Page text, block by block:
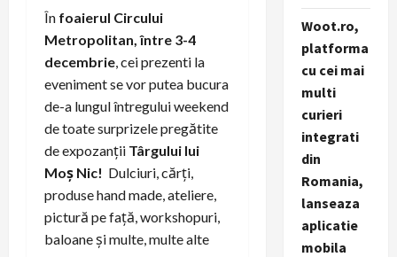
În foaierul Circului
Metropolitan, între 3-4
decembrie, cei prezenti la
eveniment se vor putea bucura
de-a lungul întregului weekend
de toate surprizele pregătite
de expozanții Târgului lui
Moș Nic! Dulciuri, cărți,
produse hand made, ateliere,
pictură pe față, workshopuri,
baloane și multe, multe alte
Woot.ro,
platforma
cu cei mai
multi
curieri
integrati
din
Romania,
lanseaza
aplicatie
mobila